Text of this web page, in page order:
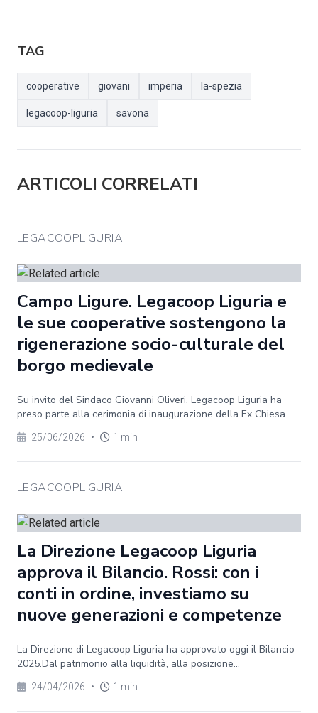
TAG
cooperative giovani imperia la-spezia
legacoop-liguria savona
ARTICOLI CORRELATI
LEGACOOPLIGURIA
Campo Ligure. Legacoop Liguria e
le sue cooperative sostengono la
rigenerazione socio-culturale del
borgo medievale
Su invito del Sindaco Giovanni Oliveri, Legacoop Liguria ha
preso parte alla cerimonia di inaugurazione della Ex Chiesa...
25/06/2026 • 1 min
LEGACOOPLIGURIA
La Direzione Legacoop Liguria
approva il Bilancio. Rossi: con i
conti in ordine, investiamo su
nuove generazioni e competenze
La Direzione di Legacoop Liguria ha approvato oggi il Bilancio
2025.Dal patrimonio alla liquidità, alla posizione...
24/04/2026 • 1 min